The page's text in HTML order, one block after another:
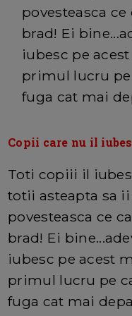
povesteasca
brad! Ei
iubesc pe
primul lucru pe
fuga cat mai
Copii care nu il
Toti copiii il
totii asteapta sa
povesteasca ce
brad! Ei
iubesc pe acest
primul lucru pe
fuga cat mai